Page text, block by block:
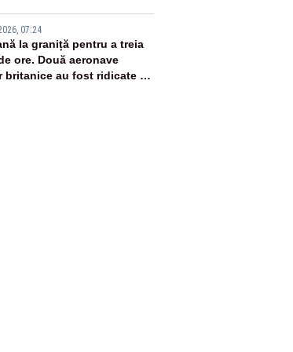
07:24
la graniță pentru a treia
ore. Două aeronave
britanice au fost ridicate de